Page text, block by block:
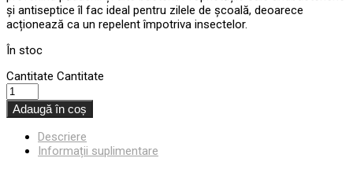
și antiseptice îl fac ideal pentru zilele de școală, deoarece
acționează ca un repelent împotriva insectelor.
În stoc
Cantitate Cantitate
Adaugă în coș
Descriere
Informații suplimentare